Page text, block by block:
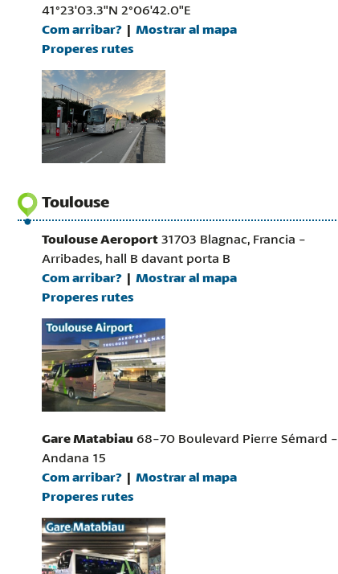
41°23'03.3"N 2°06'42.0"E
Com arribar?
Mostrar al mapa
Properes rutes
Toulouse
Toulouse Aeroport31703 Blagnac, Francia -
Arribades, hall B davant porta B
Com arribar?
Mostrar al mapa
Properes rutes
Gare Matabiau68-70 Boulevard Pierre Sémard -
Andana 15
Com arribar?
Mostrar al mapa
Properes rutes